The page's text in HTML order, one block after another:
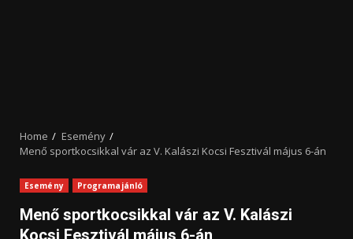
Home
Esemény
Menő sportkocsikkal vár az V. Kalászi Kocsi Fesztivál május 6-án
Esemény Programajánló
Menő sportkocsikkal vár az V. Kalászi
Kocsi Fesztivál május 6-án